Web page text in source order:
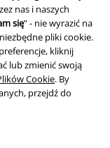
nas i naszych
się” - nie wyrazić na
pliki cookie.
kliknij
lub zmienić swoją
Cookie. By
przejdź do